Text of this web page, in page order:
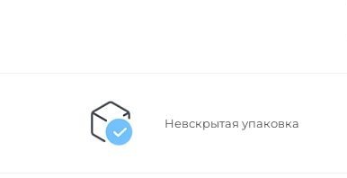
Невскрытая упаковка